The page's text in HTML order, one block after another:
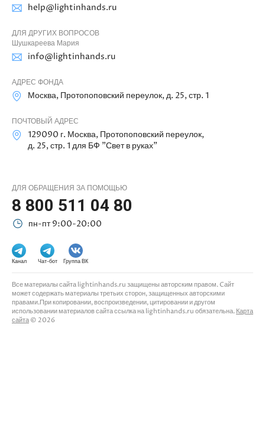
help@lightinhands.ru
ДЛЯ ДРУГИХ ВОПРОСОВ
Шушкареева Мария
info@lightinhands.ru
АДРЕС ФОНДА
Москва, Протопоповский переулок, д. 25, стр. 1
ПОЧТОВЫЙ АДРЕС
129090 г. Москва, Протопоповский переулок,
д. 25, стр. 1 для БФ "Свет в руках"
ДЛЯ ОБРАЩЕНИЯ ЗА ПОМОЩЬЮ
8 800 511 04 80
пн-пт 9:00-20:00
Канал Чат-бот Группа ВК
Все материалы сайта lightinhands.ru защищены авторским правом. Cайт
может содержать материалы третьих сторон, защищенных авторскими
правами.При копировании, воспроизведении, цитировании и другом
использовании материалов сайта ссылка на lightinhands.ru обязательна. Карта
сайта © 2026